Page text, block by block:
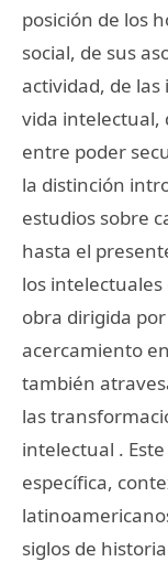
posición de los
social, de sus
actividad, de las
vida intelectual,
entre poder
la distinción
estudios sobre
hasta el
los
obra dirigida
acercamiento
también
las
intelectual .
específica,
siglos de